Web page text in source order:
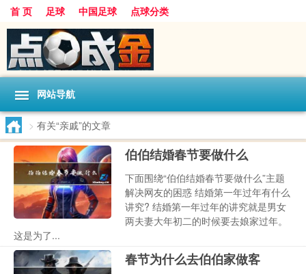
首 页 足球 中国足球 点球分类
网站导航
> 有关“亲戚”的文章
伯伯结婚春节要做什么
下面围绕“伯伯结婚春节要做什么”主题
解决网友的困惑 结婚第一年过年有什么
讲究? 结婚第一年过年的讲究就是男女
两夫妻大年初二的时候要去娘家过年。
这是为了...
春节为什么去伯伯家做客